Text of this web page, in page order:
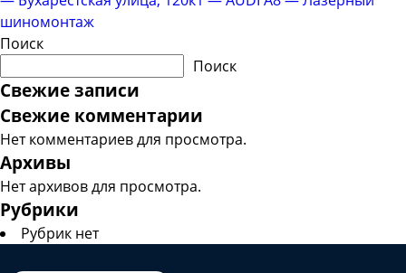
шиномонтаж
Поиск
Поиск
Свежие записи
Свежие комментарии
Нет комментариев для просмотра.
Архивы
Нет архивов для просмотра.
Рубрики
Рубрик нет